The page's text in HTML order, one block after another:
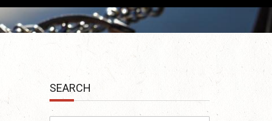
SEARCH